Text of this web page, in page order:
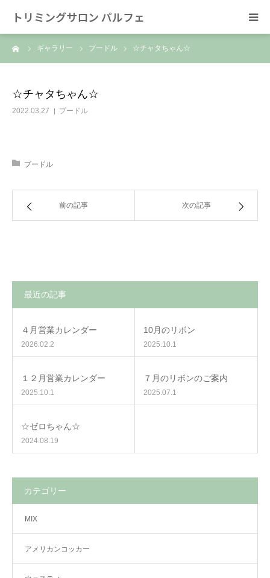
トリミングサロン パルフェ
ギャラリー プードル ☆チャタちゃん☆
☆チャタちゃん☆
2022.03.27 プードル
プードル
前の記事 次の記事
最近の記事
４月営業カレンダー
2026.02.2
10月のリボン
2025.10.1
１２月営業カレンダー
2025.10.1
７月のリボンのご案内
2025.07.1
☆ゼロちゃん☆
2024.08.19
カテゴリー
MIX
アメリカンコッカー
HOME
SNS/リンク